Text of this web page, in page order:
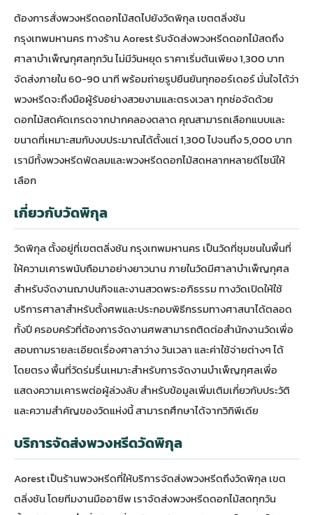
ต้องการสั่งพวงหรีดดอกไม้สดไปยังวัดพิกุล เขตตลิ่งชัน
กรุงเทพมหานคร ทางร้าน Aorest รับจัดส่งพวงหรีดดอกไม้สดถึง
ศาลาบำเพ็ญกุศลทุกวัน ไม่มีวันหยุด ราคาเริ่มต้นเพียง 1,300 บาท
จัดส่งภายใน 60-90 นาที พร้อมถ่ายรูปยืนยันทุกออร์เดอร์ มั่นใจได้ว่า
พวงหรีดจะถึงมือผู้รับอย่างสวยงามและตรงเวลา ทุกช่อจัดด้วย
ดอกไม้สดคัดเกรดจากปากคลองตลาด คุณสามารถเลือกแบบและ
ขนาดที่เหมาะสมกับงบประมาณได้ตั้งแต่ 1,300 ไปจนถึง 5,000 บาท
เรามีทั้งพวงหรีดพัดลมและพวงหรีดดอกไม้สดหลากหลายดีไซน์ให้
เลือก
เกี่ยวกับวัดพิกุล
วัดพิกุล ตั้งอยู่ที่เขตตลิ่งชัน กรุงเทพมหานคร เป็นวัดที่ชุมชนในพื้นที่
ให้ความเคารพนับถือมาอย่างยาวนาน ภายในวัดมีศาลาบำเพ็ญกุศล
สำหรับจัดงานฌาปนกิจและงานสวดพระอภิธรรม ทางวัดเปิดให้ใช้
บริการศาลาสำหรับตั้งศพและประกอบพิธีกรรมทางศาสนาได้ตลอด
ทั้งปี ครอบครัวที่ต้องการจัดงานศพสามารถติดต่อสำนักงานวัดเพื่อ
สอบถามรายละเอียดเรื่องศาลาว่าง วันเวลา และค่าใช้จ่ายต่างๆ ได้
โดยตรง พื้นที่วัดร่มรื่นเหมาะสำหรับการจัดงานบำเพ็ญกุศลเพื่อ
แสดงความเคารพต่อผู้ล่วงลับ สำหรับข้อมูลเพิ่มเติมเกี่ยวกับประวัติ
และความสำคัญของวัดแห่งนี้ สามารถศึกษาได้จากวิกิพีเดีย
บริการจัดส่งพวงหรีดวัดพิกุล
Aorest เป็นร้านพวงหรีดที่ให้บริการจัดส่งพวงหรีดถึงวัดพิกุล เขต
ตลิ่งชัน โดยทีมงานมืออาชีพ เราจัดส่งพวงหรีดดอกไม้สดทุกวัน